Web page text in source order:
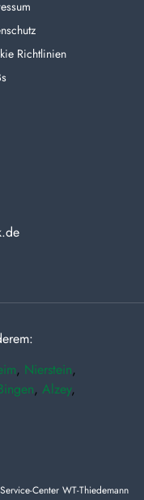
Richtlinien
, Nierstein,
, Alzey,
Center WT-Thiedemann